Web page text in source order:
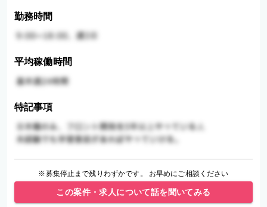
勤務時間
平均稼働時間
特記事項
※募集停止まで残りわずかです。 お早めにご相談ください
この案件・求人について話を聞いてみる